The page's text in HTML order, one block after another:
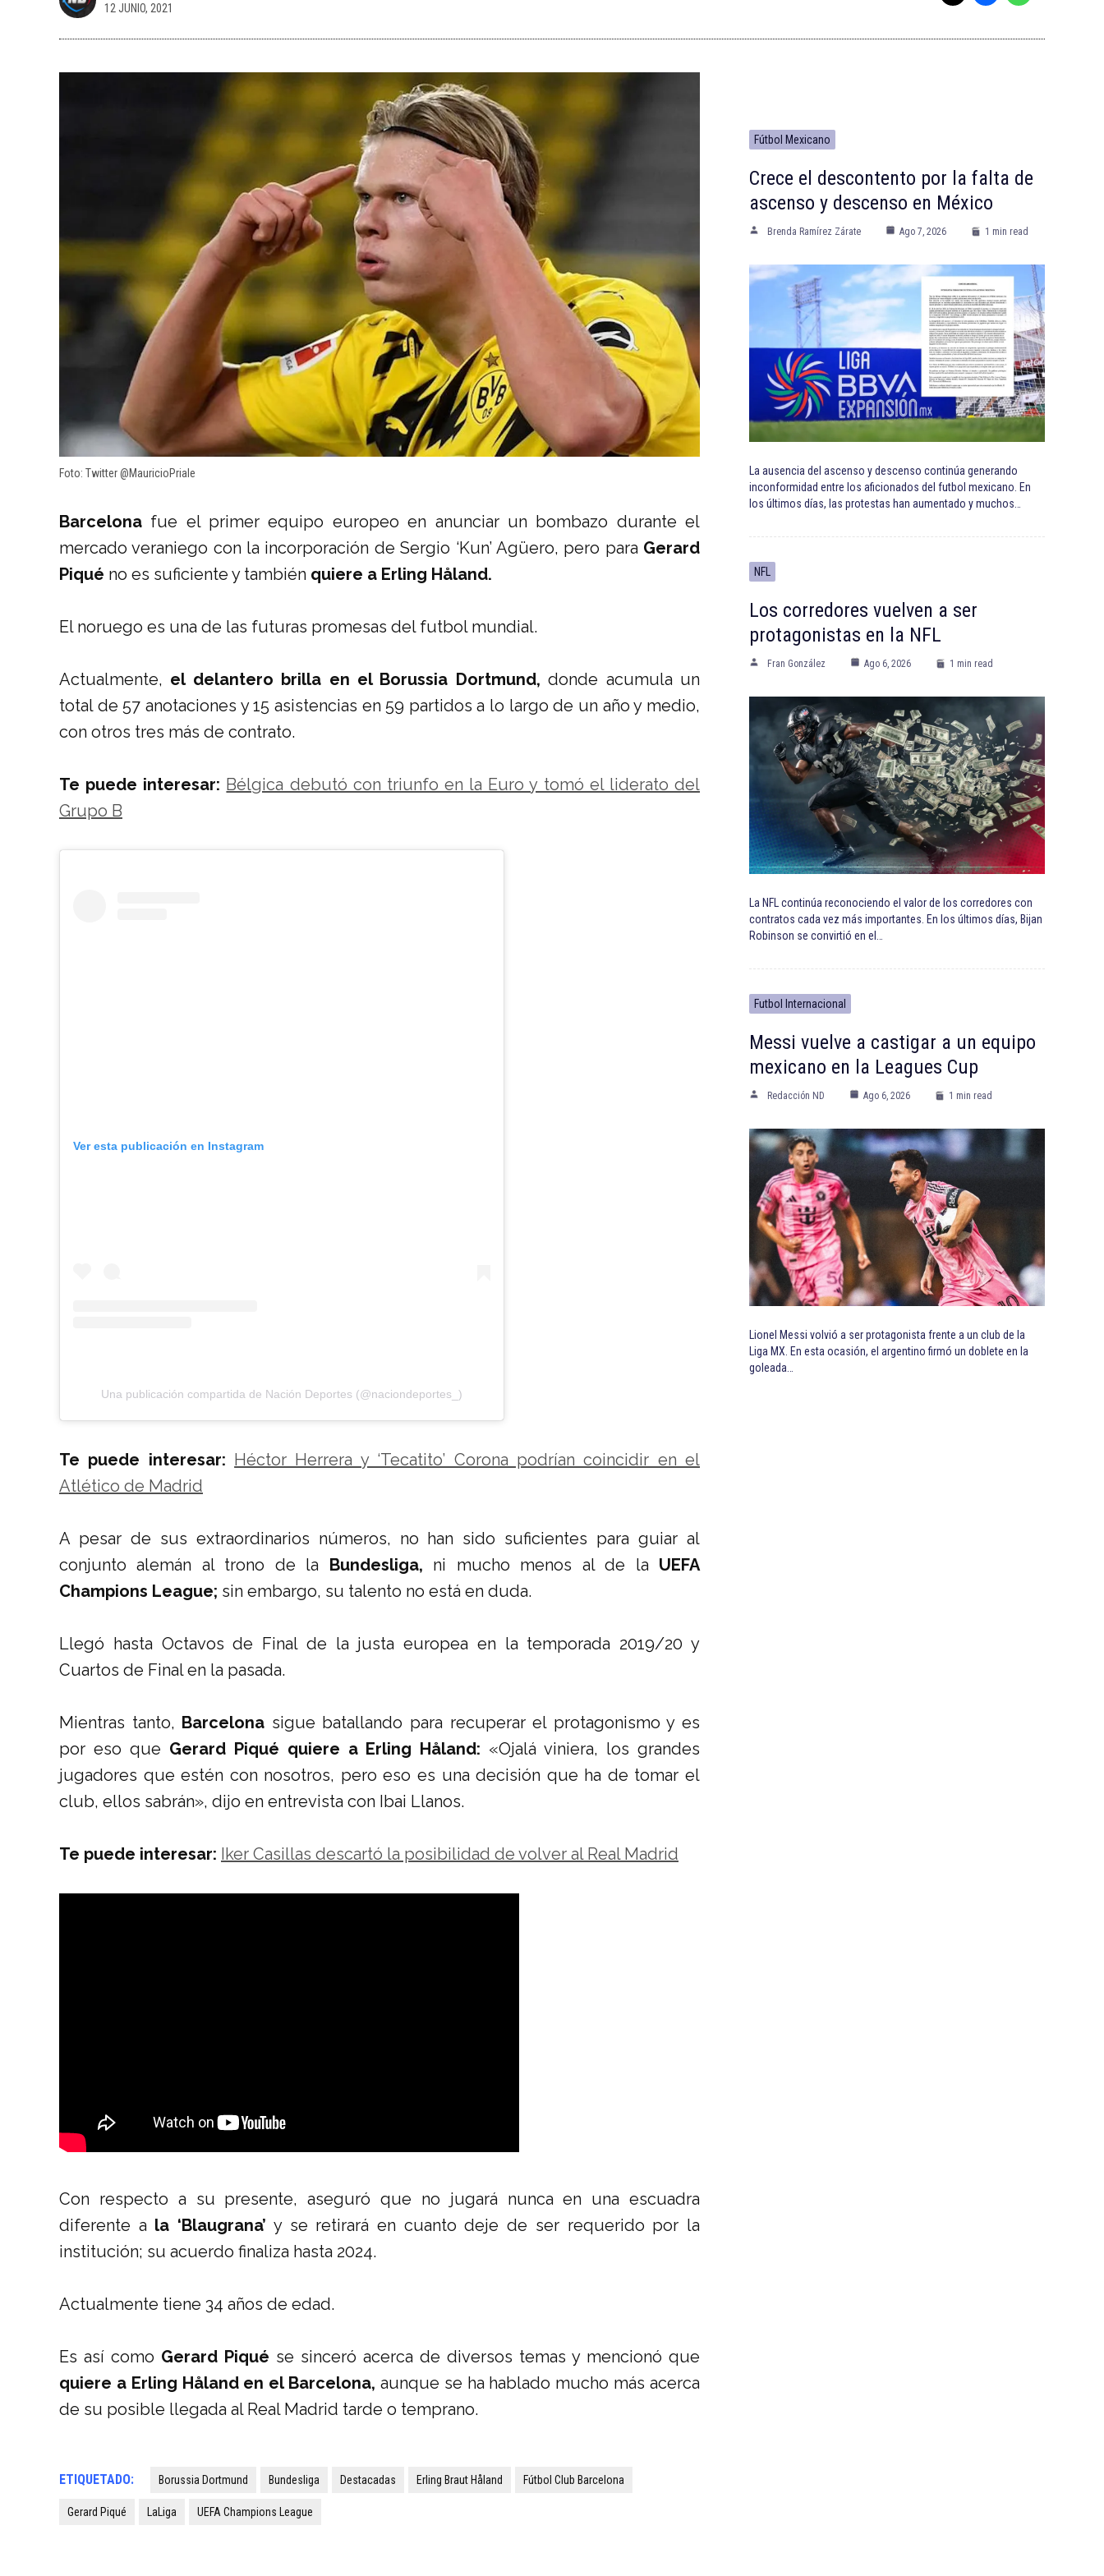
12 JUNIO, 2021
Foto: Twitter @MauricioPriale
Barcelona fue el primer equipo europeo en anunciar un bombazo durante el
mercado veraniego con la incorporación de Sergio ‘Kun’ Agüero, pero para Gerard
Piqué no es suficiente y también quiere a Erling Håland.
El noruego es una de las futuras promesas del futbol mundial.
Actualmente, el delantero brilla en el Borussia Dortmund, donde acumula un
total de 57 anotaciones y 15 asistencias en 59 partidos a lo largo de un año y medio,
con otros tres más de contrato.
Te puede interesar: Bélgica debutó con triunfo en la Euro y tomó el liderato del
Grupo B
Ver esta publicación en Instagram
Una publicación compartida de Nación Deportes (@naciondeportes_)
Te puede interesar: Héctor Herrera y ‘Tecatito’ Corona podrían coincidir en el
Atlético de Madrid
A pesar de sus extraordinarios números, no han sido suficientes para guiar al
conjunto alemán al trono de la Bundesliga, ni mucho menos al de la UEFA
Champions League; sin embargo, su talento no está en duda.
Llegó hasta Octavos de Final de la justa europea en la temporada 2019/20 y
Cuartos de Final en la pasada.
Mientras tanto, Barcelona sigue batallando para recuperar el protagonismo y es
por eso que Gerard Piqué quiere a Erling Håland: «Ojalá viniera, los grandes
jugadores que estén con nosotros, pero eso es una decisión que ha de tomar el
club, ellos sabrán», dijo en entrevista con Ibai Llanos.
Te puede interesar: Iker Casillas descartó la posibilidad de volver al Real Madrid
Con respecto a su presente, aseguró que no jugará nunca en una escuadra
diferente a la ‘Blaugrana’ y se retirará en cuanto deje de ser requerido por la
institución; su acuerdo finaliza hasta 2024.
Actualmente tiene 34 años de edad.
Es así como Gerard Piqué se sinceró acerca de diversos temas y mencionó que
quiere a Erling Håland en el Barcelona, aunque se ha hablado mucho más acerca
de su posible llegada al Real Madrid tarde o temprano.
ETIQUETADO: Borussia Dortmund Bundesliga Destacadas Erling Braut Håland Fútbol Club Barcelona
Gerard Piqué LaLiga UEFA Champions League
Fútbol Mexicano
Crece el descontento por la falta de
ascenso y descenso en México
Brenda Ramírez Zárate Ago 7, 2026 1 min read
La ausencia del ascenso y descenso continúa generando
inconformidad entre los aficionados del futbol mexicano. En
los últimos días, las protestas han aumentado y muchos…
NFL
Los corredores vuelven a ser
protagonistas en la NFL
Fran González Ago 6, 2026 1 min read
La NFL continúa reconociendo el valor de los corredores con
contratos cada vez más importantes. En los últimos días, Bijan
Robinson se convirtió en el…
Futbol Internacional
Messi vuelve a castigar a un equipo
mexicano en la Leagues Cup
Redacción ND Ago 6, 2026 1 min read
Lionel Messi volvió a ser protagonista frente a un club de la
Liga MX. En esta ocasión, el argentino firmó un doblete en la
goleada…